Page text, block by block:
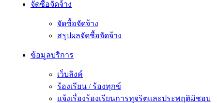
จัดซื้อจัดจ้าง
จัดซื้อจัดจ้าง
สรุปผลจัดซื้อจัดจ้าง
ข้อมูลบริการ
เว็บลิงค์
ร้องเรียน / ร้องทุกข์
แจ้งเรื่องร้องเรียนการทุจริตและประพฤติมิชอบ